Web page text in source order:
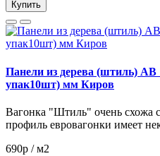
Купить
Панели из дерева (штиль) АВ
упак10шт) мм Киров
Вагонка "Штиль" очень схожа
профиль евровагонки имеет
690р / м2